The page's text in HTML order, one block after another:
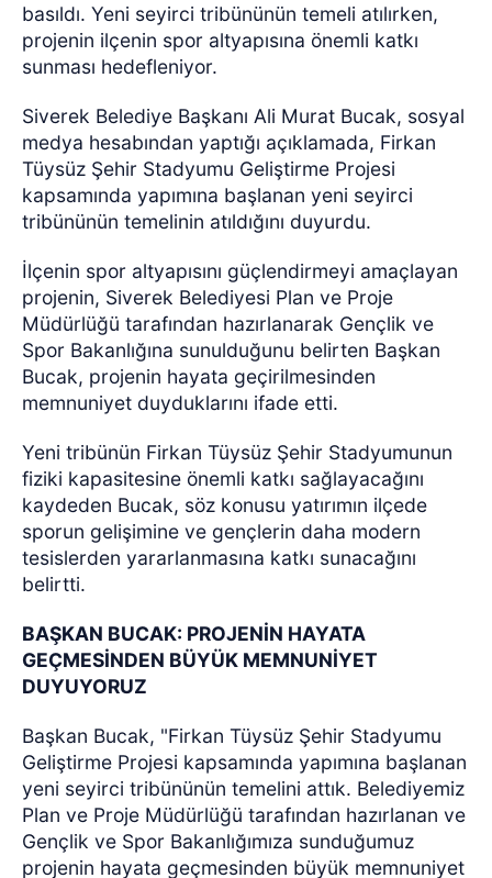
basıldı. Yeni seyirci tribününün temeli atılırken,
projenin ilçenin spor altyapısına önemli katkı
sunması hedefleniyor.
Siverek Belediye Başkanı Ali Murat Bucak, sosyal
medya hesabından yaptığı açıklamada, Firkan
Tüysüz Şehir Stadyumu Geliştirme Projesi
kapsamında yapımına başlanan yeni seyirci
tribününün temelinin atıldığını duyurdu.
İlçenin spor altyapısını güçlendirmeyi amaçlayan
projenin, Siverek Belediyesi Plan ve Proje
Müdürlüğü tarafından hazırlanarak Gençlik ve
Spor Bakanlığına sunulduğunu belirten Başkan
Bucak, projenin hayata geçirilmesinden
memnuniyet duyduklarını ifade etti.
Yeni tribünün Firkan Tüysüz Şehir Stadyumunun
fiziki kapasitesine önemli katkı sağlayacağını
kaydeden Bucak, söz konusu yatırımın ilçede
sporun gelişimine ve gençlerin daha modern
tesislerden yararlanmasına katkı sunacağını
belirtti.
BAŞKAN BUCAK: PROJENİN HAYATA
GEÇMESİNDEN BÜYÜK MEMNUNİYET
DUYUYORUZ
Başkan Bucak, "Firkan Tüysüz Şehir Stadyumu
Geliştirme Projesi kapsamında yapımına başlanan
yeni seyirci tribününün temelini attık. Belediyemiz
Plan ve Proje Müdürlüğü tarafından hazırlanan ve
Gençlik ve Spor Bakanlığımıza sunduğumuz
projenin hayata geçmesinden büyük memnuniyet